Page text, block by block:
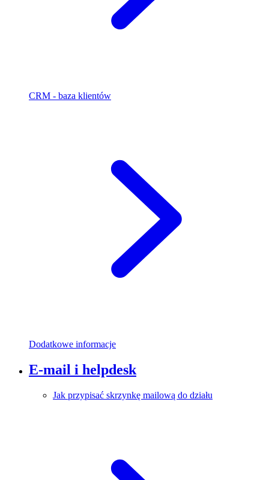
CRM - baza klientów
Dodatkowe informacje
E-mail i helpdesk
Jak przypisać skrzynkę mailową do działu